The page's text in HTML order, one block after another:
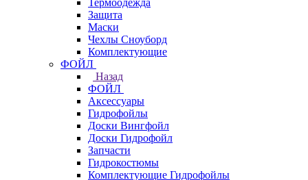
Термоодежда
Защита
Маски
Чехлы Сноуборд
Комплектующие
ФОЙЛ
Назад
ФОЙЛ
Аксессуары
Гидрофойлы
Доски Вингфойл
Доски Гидрофойл
Запчасти
Гидрокостюмы
Комплектующие Гидрофойлы